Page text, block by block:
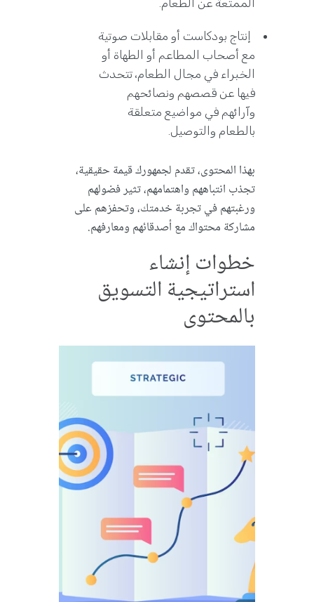
الممتعة عن الطعام.
إنتاج بودكاست أو مقابلات صوتية
مع أصحاب المطاعم أو الطهاة أو
الخبراء في مجال الطعام، تتحدث
فيها عن قصصهم ونصائحهم
وآرائهم في مواضيع متعلقة
بالطعام والتوصيل.
بهذا المحتوى، تقدم لجمهورك قيمة حقيقية،
تجذب انتباههم واهتمامهم، تثير فضولهم
ورغبتهم في تجربة خدمتك، وتحفزهم على
مشاركة محتواك مع أصدقائهم ومعارفهم.
خطوات إنشاء
استراتيجية التسويق
بالمحتوى